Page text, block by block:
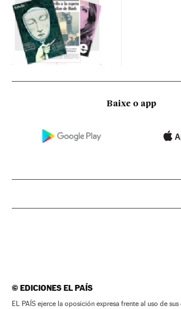
Baixe o app
©EDICIONES EL PAÍS
EL PAÍS ejerce la oposición expresa frente al uso de